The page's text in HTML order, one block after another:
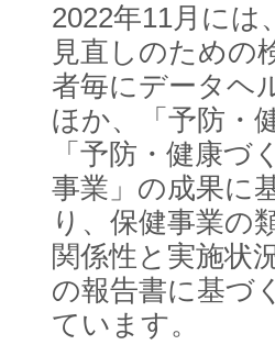
2022年11月に
見直しのための
者毎にデータヘ
ほか、「予防・
「予防・健康
事業」の成果に
り、保健事業の
関係性と実施状
の報告書に基づ
ています。